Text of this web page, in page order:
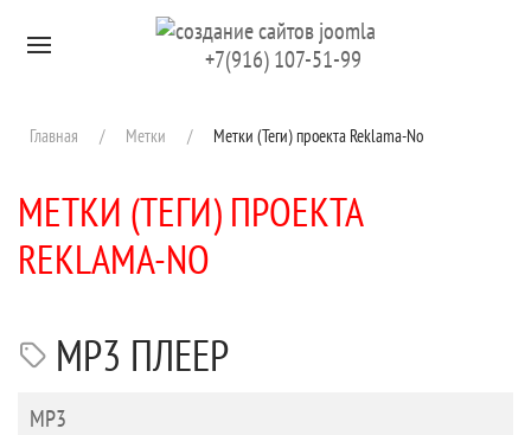
Перейти к содержимому+7(916) 107-51-99
Главная Метки Метки (Теги) проекта Reklama-No
МЕТКИ (ТЕГИ) ПРОЕКТА
REKLAMA-NO
MP3 ПЛЕЕР
Заголовок
MP3